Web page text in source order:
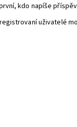
kdo napíše
uživatelé